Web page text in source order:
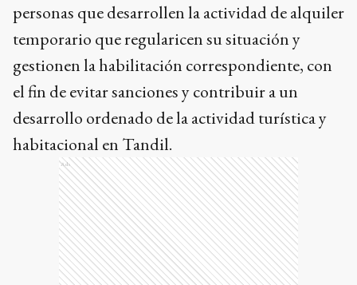
personas que desarrollen la actividad de alquiler
temporario que regularicen su situación y
gestionen la habilitación correspondiente, con
el fin de evitar sanciones y contribuir a un
desarrollo ordenado de la actividad turística y
habitacional en Tandil.
Ads